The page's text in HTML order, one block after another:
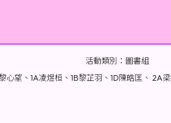
活動類別：圖書組
望、1A凌煜桓、1B黎芷羽、1D陳皓匡、 2A